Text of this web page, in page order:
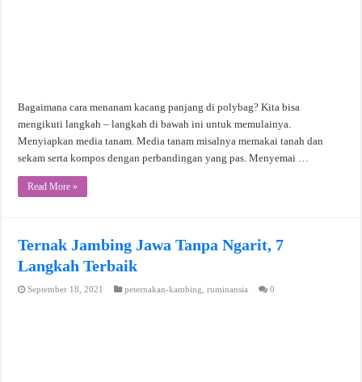
Bagaimana cara menanam kacang panjang di polybag? Kita bisa
mengikuti langkah – langkah di bawah ini untuk memulainya.
Menyiapkan media tanam. Media tanam misalnya memakai tanah dan
sekam serta kompos dengan perbandingan yang pas. Menyemai …
Read More »
Ternak Jambing Jawa Tanpa Ngarit, 7
Langkah Terbaik
September 18, 2021 peternakan-kambing ,ruminansia 0